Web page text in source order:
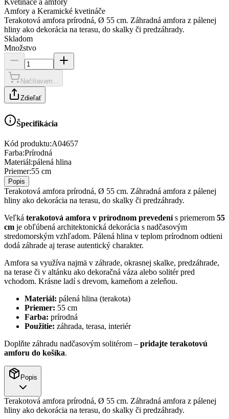
Amfory a Keramické kvetináče
Terakotová amfora prírodná, Ø 55 cm. Záhradná amfora z pálenej
hliny ako dekorácia na terasu, do skalky či predzáhrady.
Skladom
Množstvo
Načítavam...
Zdieľať
Špecifikácia
Kód produktu:A04657
Farba:Prírodná
Materiál:pálená hlina
Priemer:55 cm
Popis
Terakotová amfora prírodná, Ø 55 cm. Záhradná amfora z pálenej
hliny ako dekorácia na terasu, do skalky či predzáhrady.
Veľká terakotová amfora v prírodnom prevedenís priemerom 55
cm je obľúbená architektonická dekorácia s nadčasovým
stredomorským vzhľadom. Pálená hlina v teplom prírodnom odtieni
dodá záhrade aj terase autentický charakter.
Amfora sa využíva najmä v záhrade, okrasnej skalke, predzáhrade,
na terase či v altánku ako dekoračná váza alebo solitér pred
vchodom. Krásne ladí s drevom, kameňom a zeleňou.
Materiál: pálená hlina (terakota)
Priemer: 55 cm
Farba: prírodná
Použitie: záhrada, terasa, interiér
Doplňte záhradu nadčasovým solitérom – pridajte terakotovú
amforu do košíka.
Popis
Terakotová amfora prírodná, Ø 55 cm. Záhradná amfora z pálenej
hliny ako dekorácia na terasu, do skalky či predzáhrady.